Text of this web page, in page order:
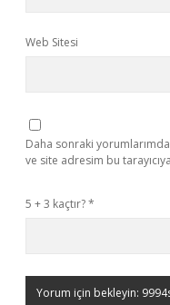
Web Sitesi
Daha sonraki
ve site adresim bu
5 + 3 kaçtır?*